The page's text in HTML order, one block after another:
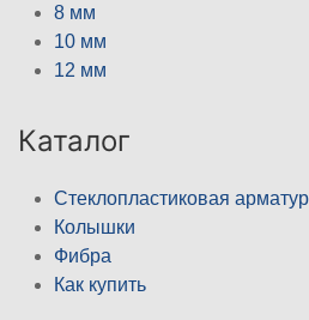
8 мм
10 мм
12 мм
Каталог
Стеклопластиковая
Колышки
Фибра
Как купить